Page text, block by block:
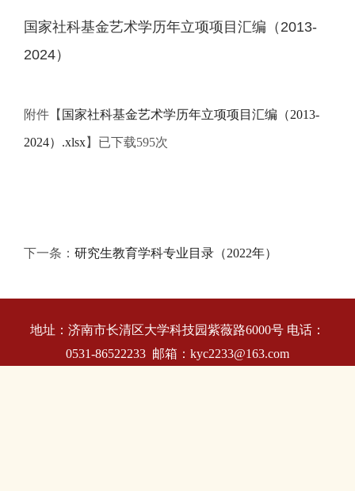
国家社科基金艺术学历年立项项目汇编（2013-
2024）
附件【 国家社科基金艺术学历年立项项目汇编（2013-
2024）.xlsx】已下载595次
下一条：研究生教育学科专业目录（2022年）
地址：济南市长清区大学科技园紫薇路6000号 电话：
0531-86522233 邮箱：kyc2233@163.com